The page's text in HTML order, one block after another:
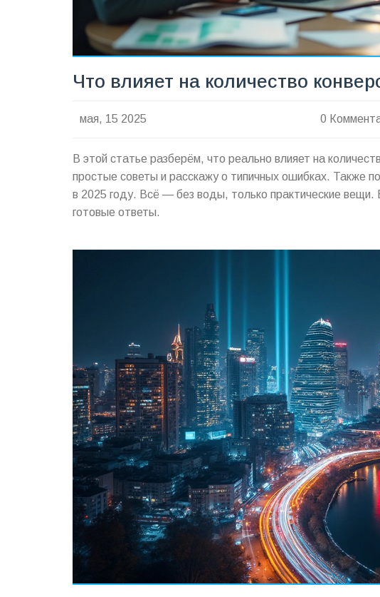
Что влияет на количество
мая, 15 2025 0
В этой статье разберём, что реально влияет на
простые советы и расскажу о типичных ошибках. Также
в 2025 году. Всё — без воды, только практические вещи.
готовые ответы.